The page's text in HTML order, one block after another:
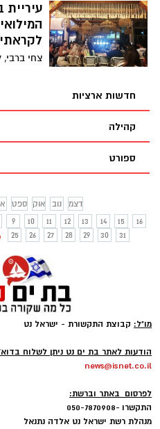
צחי ברבי,
מתסכל".
חדשות ארציות
קהילה
ספורט
ספט אוק נוב
דצמ
9 10 11 12 13 14 15
16
25 26 27 28 29 30 31
מו"ל: קבוצת התקשורת - ישראל נט
הודעות לאתר בת ים נט ניתן לשלוח
news@isnet.co.il
לפרסום באתר וברשת:
התקשרו -050-7870908
מנהלת רשת ישראל נט אלדה נתנאל